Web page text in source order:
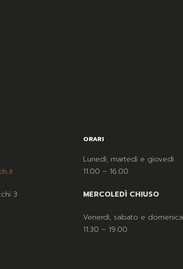
3
ORARI
Lunedì, martedì e giovedì
11.00 – 16.00
MERCOLEDÌ CHIUSO
Venerdì, sabato e domenica
11.30 – 19.00